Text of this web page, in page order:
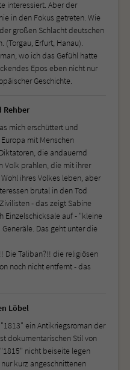
interessiert. Aber der
in den Fokus getreten. Wie
großen Schlacht deutschen
(Torgau, Erfurt, Hanau).
wo ich das Gefühl hatte
Epos eben nicht nur
Geschichte.
Rehber
mich erschüttert und
mit Menschen
die andauernd
Volk prahlen, die mit ihrer
ihres Volkes leben, aber
brutal in den Tod
- das zeigt Sabine
Einzelschicksale auf - "kleine
Das geht unter die
Die Taliban?!! die religiösen
noch nicht entfernt - das
Löbel
ein Antikriegsroman der
dokumentarischen Stil von
nicht beiseite legen
kurz angeschnittenen